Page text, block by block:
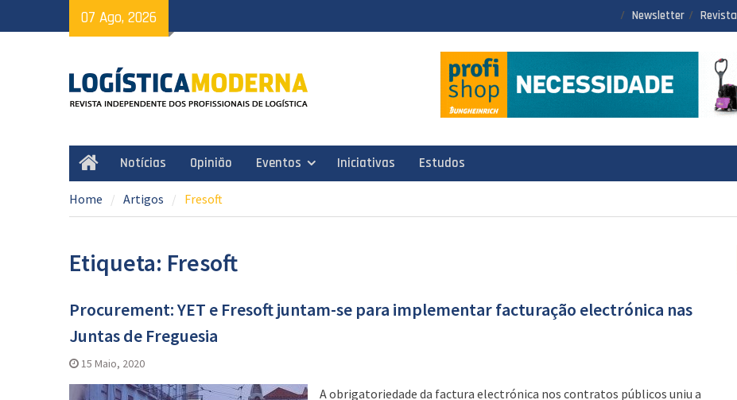
to
07 Ago, 2026 Newsletter Revista
HomeNotícias Opinião Eventos Iniciativas Estudos
Home Artigos Fresoft
Etiqueta: Fresoft
Procurement: YET e Fresoft juntam-se para implementar facturação electrónica nas
Juntas de Freguesia
15 Maio, 2020
A obrigatoriedade da factura electrónica nos contratos públicos uniu a